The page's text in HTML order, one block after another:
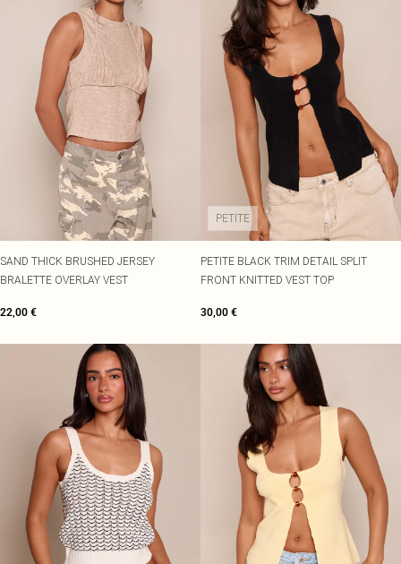
SAND THICK BRUSHED JERSEY
BRALETTE OVERLAY VEST
22,00 €
PETITE
PETITE BLACK TRIM DETAIL SPLIT
FRONT KNITTED VEST TOP
30,00 €